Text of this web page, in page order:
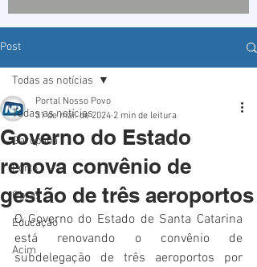
Post
Todas as notícias
Garopaba
Porto
Obras
Educação
Acim
Todas as notícias
Governo do Estado
renova convênio de
gestão de três aeroportos
Portal Nosso Povo
31 de mai. de 2024 2 min de leitura
O Governo do Estado de Santa Catarina
está renovando o convênio de
subdelegação de três aeroportos por